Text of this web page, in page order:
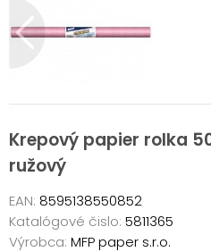
Krepový papier rolka
ružový
EAN: 8595138550852
Katalógové čislo: 5811365
Výrobca: MFP paper s.r.o.